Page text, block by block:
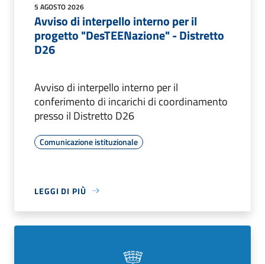
5 AGOSTO 2026
Avviso di interpello interno per il
progetto "DesTEENazione" - Distretto
D26
Avviso di interpello interno per il
conferimento di incarichi di coordinamento
presso il Distretto D26
Comunicazione istituzionale
LEGGI DI PIÙ